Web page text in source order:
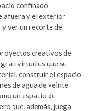
confinado
afuera y el exterior
y ver un recorte del
creativos de
virtud es que se
construir el espacio
de agua de veinte
un espacio de
que, además, juega